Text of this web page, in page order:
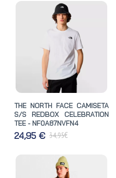
THE NORTH FACE CAMISETA
S/S REDBOX CELEBRATION
TEE - NF0A87NVFN4
24,95 € 34,95€